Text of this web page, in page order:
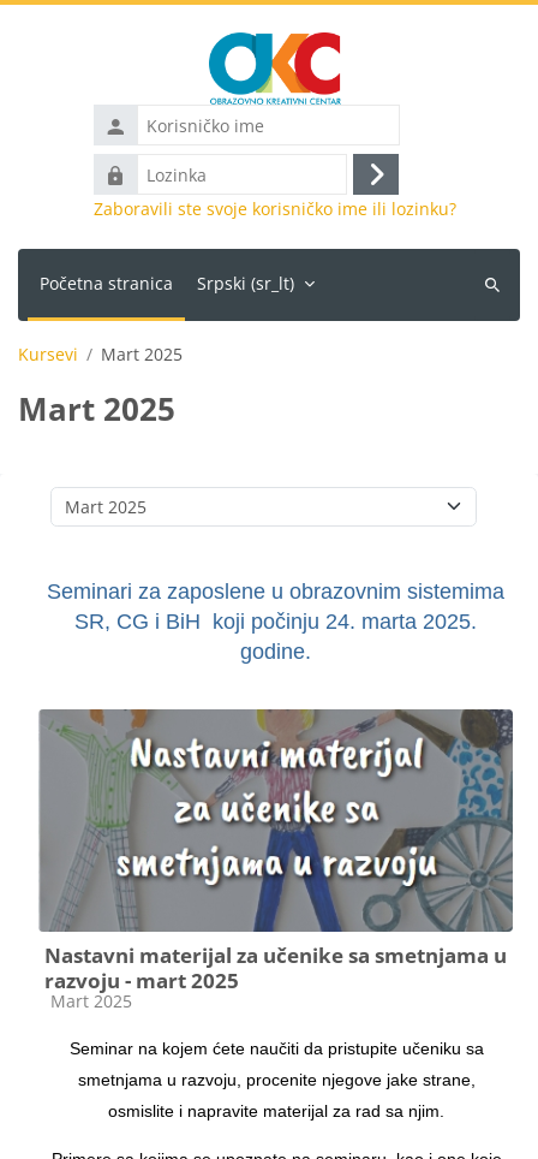
Korisničko
ime
Lozinka
Prijava
Zaboravili ste svoje korisničko ime ili lozinku?
Početna stranica Srpski ‎(sr_lt)‎
Pretraži
kurseve
Kursevi Mart 2025
Mart 2025
Kategorije kurseva
Seminari za zaposlene u obrazovnim sistemima
SR, CG i BiH koji počinju 24. marta 2025.
godine.
Nastavni materijal za učenike sa smetnjama u
razvoju - mart 2025
Kategorija kursa
Mart 2025
Seminar na kojem ćete naučiti da pristupite učeniku sa
smetnjama u razvoju, procenite njegove jake strane,
osmislite i napravite materijal za rad sa njim.